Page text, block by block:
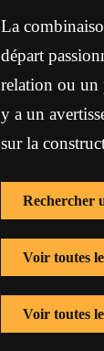
La
départ
relation ou un
y a un
sur la
Rechercher
Voir toutes
Voir toutes